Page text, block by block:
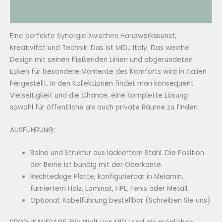
Eine perfekte Synergie zwischen Handwerkskunst,
Kreativität und Technik: Das ist MIDJ Italy. Das weiche
Design mit seinen fließenden Linien und abgerundeten
Ecken für besondere Momente des Komforts wird in Italien
hergestellt. In den Kollektionen findet man konsequent
Vielseitigkeit und die Chance, eine komplette Lösung
sowohl für öffentliche als auch private Räume zu finden.
AUSFÜHRUNG:
Beine und Struktur aus lackiertem Stahl. Die Position
der Beine ist bündig mit der Oberkante.
Rechteckige Platte, konfigurierbar in Melamin,
furniertem Holz, Laminat, HPL, Fenix ​​oder Metall.
Optional: Kabelführung bestellbar (Schreiben Sie uns)